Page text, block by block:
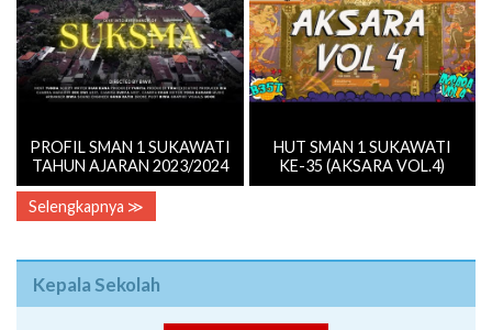
PROFIL SMAN 1 SUKAWATI
TAHUN AJARAN 2023/2024
HUT SMAN 1 SUKAWATI
KE-35 (AKSARA VOL.4)
Selengkapnya ≫
Kepala Sekolah